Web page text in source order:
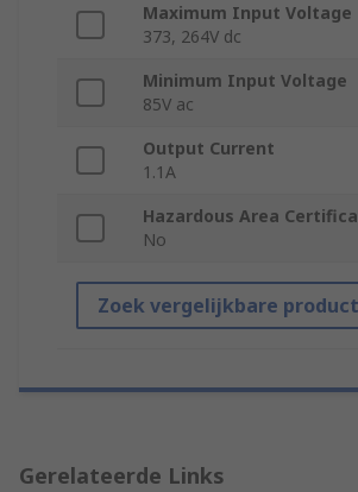
Maximum Input Voltage
373, 264V dc
Minimum Input Voltage
85V ac
Output Current
1.1A
Hazardous Area
No
Zoek vergelijkbare
Gerelateerde Links